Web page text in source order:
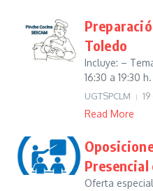
Toledo
Incluye: –
16:30 a 19:30
UGTSPCLM
Read More
Presencial
Oferta